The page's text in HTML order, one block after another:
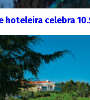
hoteleira celebra